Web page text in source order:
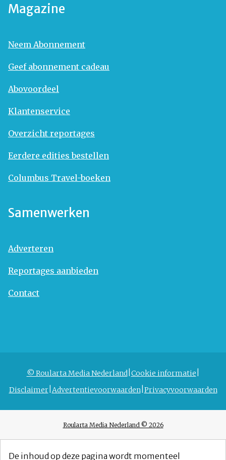
Magazine
Neem Abonnement
Geef abonnement cadeau
Abovoordeel
Klantenservice
Overzicht reportages
Eerdere edities bestellen
Columbus Travel-boeken
Samenwerken
Adverteren
Reportages aanbieden
Contact
© Roularta Media Nederland Cookie informatie
Disclaimer Advertentievoorwaarden Privacyvoorwaarden
Roularta Media Nederland © 2026
De inhoud op deze pagina wordt momenteel